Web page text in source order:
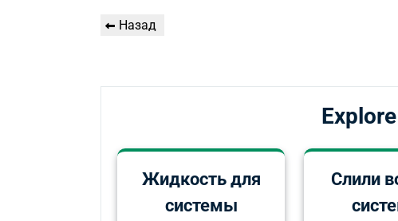
Навигация
записям
Предыдущая
Назад
Жидкость для
системы
Слили